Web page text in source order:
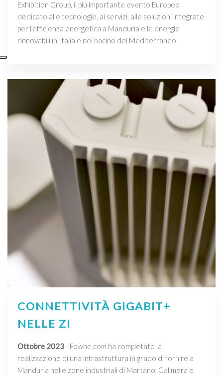
Exhibition Group, il più importante evento Europeo
dedicato alle tecnologie, ai servizi, alle soluzioni integrate
per l’efficienza energetica a Manduria e le energie
rinnovabili in Italia e nel bacino del Mediterraneo.
CONNETTIVITÀ GIGABIT+
NELLE ZI
Ottobre 2023- Fowhe.com ha completato la
realizzazione di una infrastruttura in grado di fornire a
Manduria nelle zone industriali di Martano, Calimera e